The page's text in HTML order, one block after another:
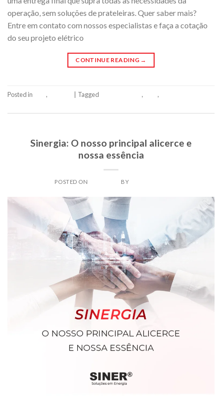
operação, sem soluções de prateleiras. Quer saber mais?
Entre em contato com nossos especialistas e faça a cotação
do seu projeto elétrico
CONTINUE READING →
Posted in , Tagged , ,
Sinergia: O nosso principal alicerce e
nossa essência
POSTED ON BY